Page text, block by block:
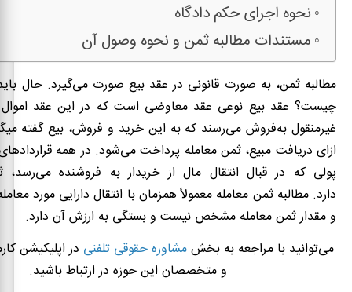
نحوه اجرای حکم دادگاه
مستندات مطالبه ثمن و نحوه وصول آن
مطالبه ثمن، به‌ صورت قانونی در عقد بیع صورت می‌گیرد. حال
چیست؟ عقد بیع نوعی عقد معاوضی است که در این عقد اموال
غیرمنقول به‌فروش می‌رسند که به این خرید و فروش، بیع گفته
ازای دریافت مبیع، ثمن معامله پرداخت می‌شود. در همه
پولی که در قبال انتقال مال از خریدار به فروشنده می‌رسد،
دارد. مطالبه ثمن معامله معمولاً همزمان با انتقال دارایی مورد
و مقدار ثمن معامله مشخص نیست و بستگی به ارزش آن دارد.
می‌توانید با مراجعه به بخشمشاوره حقوقی تلفنی در اپلیکیشن
و متخصصان این حوزه در ارتباط باشید.